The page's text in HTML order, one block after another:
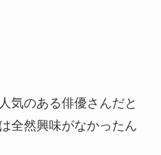
気のある俳優さんだと
全然興味がなかったん